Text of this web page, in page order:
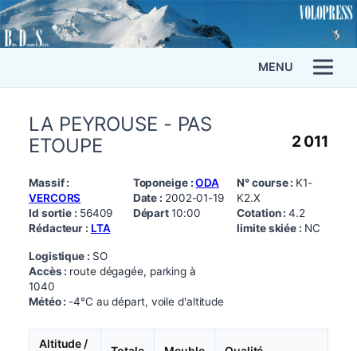
MENU
LA PEYROUSE - PAS
ETOUPE
2 011
Massif :
VERCORS
Id sortie : 56409
Rédacteur : LTA
Toponeige :ODA
Date : 2002-01-19
Départ10:00
N° course : K1-
K2.X
Cotation :4.2
limite skiée : NC
Logistique : SO
Accès : route dégagée, parking à
1040
Météo : -4°C au départ, voile d'altitude
Altitude /